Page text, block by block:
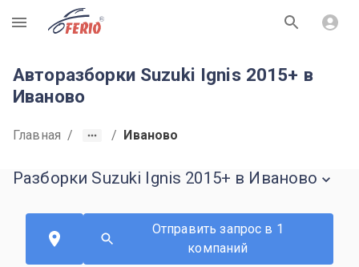
R
Авторазборки Suzuki Ignis 2015+ в
Иваново
Главная / / Иваново
Разборки Suzuki Ignis 2015+ в Иваново
Отправить запрос в 1
компаний